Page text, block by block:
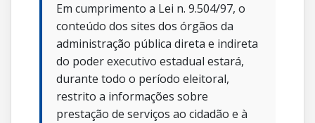
Em cumprimento a Lei n. 9.504/97, o
conteúdo dos sites dos órgãos da
administração pública direta e indireta
do poder executivo estadual estará,
durante todo o período eleitoral,
restrito a informações sobre
prestação de serviços ao cidadão e à